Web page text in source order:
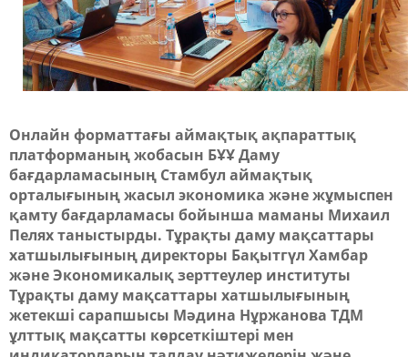
Онлайн форматтағы аймақтық ақпараттық
платформаның жобасын БҰҰ Даму
бағдарламасының Стамбул аймақтық
орталығының жасыл экономика және жұмыспен
қамту бағдарламасы бойынша маманы Михаил
Пелях таныстырды. Тұрақты даму мақсаттары
хатшылығының директоры Бақытгүл Хамбар
және Экономикалық зерттеулер институты
Тұрақты даму мақсаттары хатшылығының
жетекші сарапшысы Мәдина Нұржанова ТДМ
ұлттық мақсатты көрсеткіштері мен